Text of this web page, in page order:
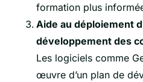
formation plus
Aide au déploiement
développement des
Les logiciels comme
œuvre d’un plan de